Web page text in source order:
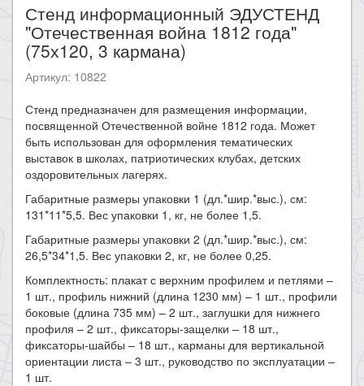
Стенд информационный ЭДУСТЕНД
"Отечественная война 1812 года"
(75х120, 3 кармана)
Артикул: 10822
Стенд предназначен для размещения информации,
посвященной Отечественной войне 1812 года. Может
быть использован для оформления тематических
выставок в школах, патриотических клубах, детских
оздоровительных лагерях.
Габаритные размеры упаковки 1 (дл.*шир.*выс.), см:
131*11*5,5. Вес упаковки 1, кг, не более 1,5.
Габаритные размеры упаковки 2 (дл.*шир.*выс.), см:
26,5*34*1,5. Вес упаковки 2, кг, не более 0,25.
Комплектность: плакат с верхним профилем и петлями –
1 шт., профиль нижний (длина 1230 мм) – 1 шт., профили
боковые (длина 735 мм) – 2 шт., заглушки для нижнего
профиля – 2 шт., фиксаторы-защелки – 18 шт.,
фиксаторы-шайбы – 18 шт., карманы для вертикальной
ориентации листа – 3 шт., руководство по эксплуатации –
1 шт.